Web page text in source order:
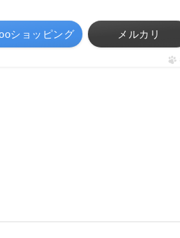
ショッピング メルカリ